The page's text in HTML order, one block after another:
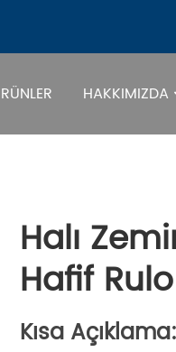
HAKKIMIZDA
Halı
Hafif
Kısa Açıklama: